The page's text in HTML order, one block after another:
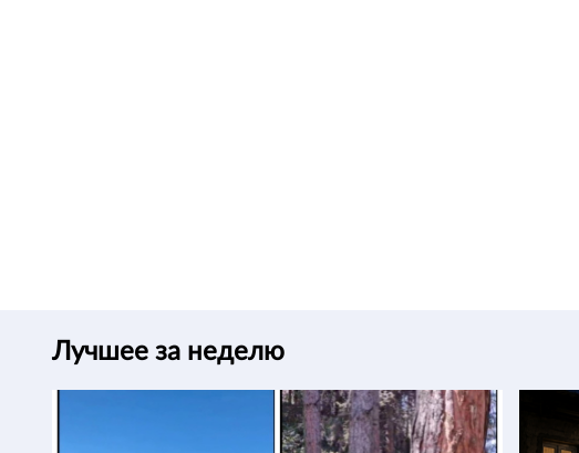
Лучшее за неделю